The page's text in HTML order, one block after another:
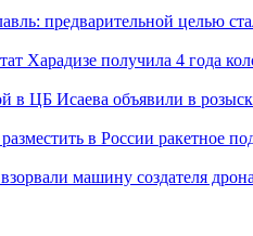
предварительной целью
Харадизе получила 4 года
в ЦБ Исаева объявили в
в России ракетное
машину создателя